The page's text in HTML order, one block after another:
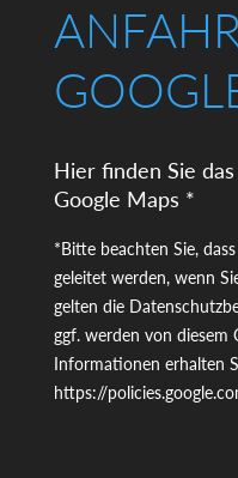
Hier finden Sie
Google Maps *
*Bitte beachten Sie,
geleitet werden, wenn
gelten die
ggf. werden von diesem
Informationen erhalten
https://